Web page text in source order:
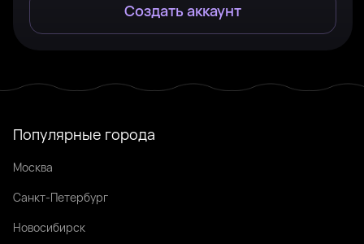
Создать аккаунт
Популярные города
Москва
Санкт-Петербург
Новосибирск